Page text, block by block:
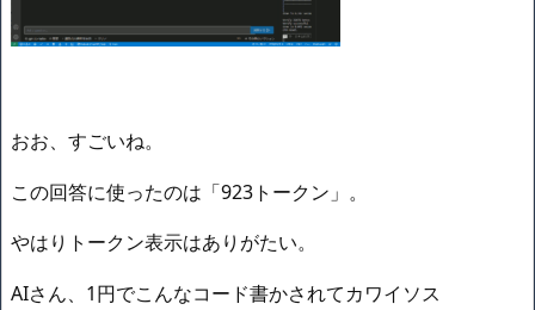
おお、すごいね。
この回答に使ったのは「923トークン」。
やはりトークン表示はありがたい。
AIさん、1円でこんなコード書かされてカワイソス